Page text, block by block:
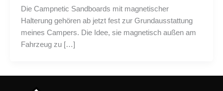
Die Campnetic Sandboards mit magnetischer
Halterung gehören ab jetzt fest zur Grundausstattung
meines Campers. Die Idee, sie magnetisch außen am
Fahrzeug zu […]